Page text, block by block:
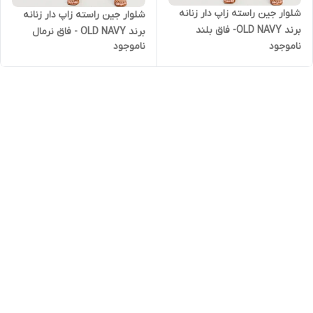
شلوار جین راسته زاپ دار زنانه
برند OLD NAVY- فاق بلند
ناموجود
شلوار جین راسته زاپ دار زنانه
برند OLD NAVY - فاق نرمال
ناموجود